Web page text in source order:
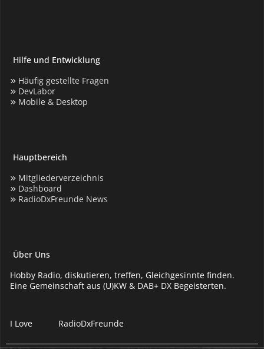
Hilfe und Entwicklung
Häufig gestellte Fragen
DevLabor
Mobile & Desktop
Hauptbereich
Mitgliederverzeichnis
Dashboard
RadioDxFreunde News
Über Uns
Hobby Radio, diskutieren, treffen, Gleichgesinnte finden.
Eine Gemeinschaft aus (U)KW & DAB+ DX Begeisterten.
I Love RadioDxFreunde